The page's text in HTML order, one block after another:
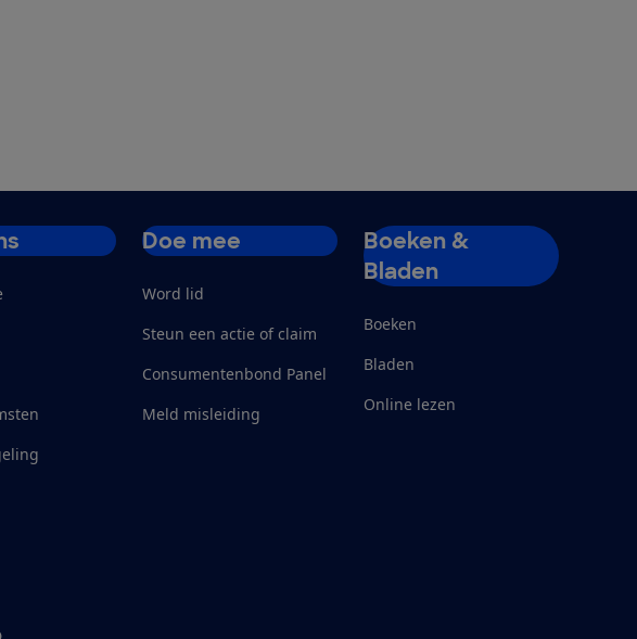
Doe mee
Word lid
Steun een actie of claim
Consumentenbond Panel
Meld misleiding
Boeken &
Bladen
Boeken
Bladen
Online lezen